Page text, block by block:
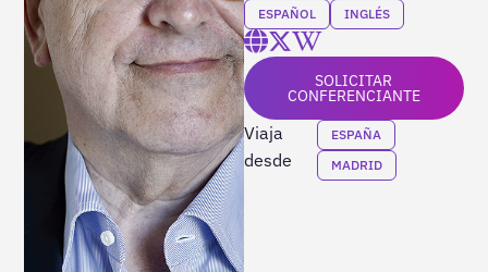
ESPAÑOL INGLÉS
SOLICITAR
CONFERENCIANTE
Viaja
desde
ESPAÑA
MADRID